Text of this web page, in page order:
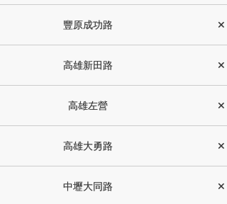
豐原成功路 ✕
高雄新田路 ✕
高雄左營 ✕
高雄大勇路 ✕
中壢大同路 ✕